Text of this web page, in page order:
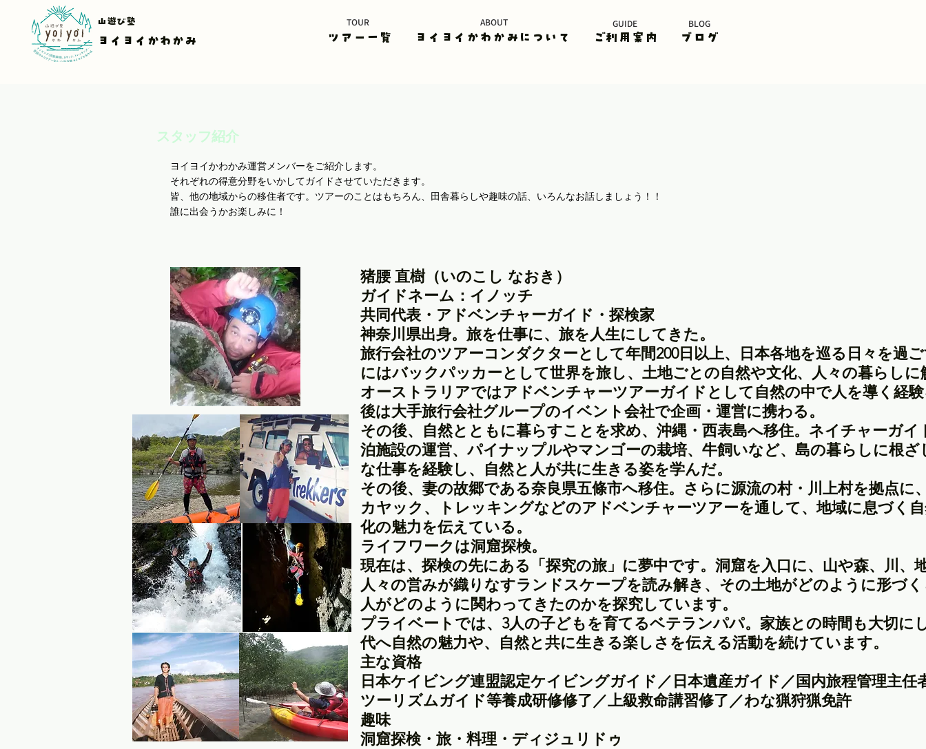
山遊び塾
ヨイヨイかわかみ ツアー一覧 ヨイヨイかわかみについて ご利用案内 ブログ
TOUR ABOUT GUIDE BLOG
スタッフ紹介
ヨイヨイかわかみ運営メンバーをご紹介します。
それぞれの得意分野をいかしてガイドさせていただきます。
皆、他の地域からの移住者です。ツアーのことはもちろん、田舎暮らしや趣味の話、いろんなお話しましょう！！
誰に出会うかお楽しみに！
猪腰 直樹（いのこし なおき）
ガイドネーム：イノッチ
共同代表・アドベンチャーガイド・探検家
神奈川県出身。旅を仕事に、旅を人生にしてきた。
旅行会社のツアーコンダクターとして年間200日以上、日本各地を巡る日々を過
にはバックパッカーとして世界を旅し、土地ごとの自然や文化、人々の暮らし
オーストラリアではアドベンチャーツアーガイドとして自然の中で人を導く経
後は大手旅行会社グループのイベント会社で企画・運営に携わる。
その後、自然とともに暮らすことを求め、沖縄・西表島へ移住。ネイチャーガイ
泊施設の運営、パイナップルやマンゴーの栽培、牛飼いなど、島の暮らしに根
な仕事を経験し、自然と人が共に生きる姿を学んだ。
その後、妻の故郷である奈良県五條市へ移住。さらに源流の村・川上村を拠点に
カヤック、トレッキングなどのアドベンチャーツアーを通して、地域に息づく
化の魅力を伝えている。
ライフワークは洞窟探検。
現在は、探検の先にある「探究の旅」に夢中です。洞窟を入口に、山や森、川、
人々の営みが織りなすランドスケープを読み解き、その土地がどのように形づ
人がどのように関わってきたのかを探究しています。
プライベートでは、3人の子どもを育てるベテランパパ。家族との時間も大切に
代へ自然の魅力や、自然と共に生きる楽しさを伝える活動を続けています。
主な資格
日本ケイビング連盟認定ケイビングガイド／日本遺産ガイド／国内旅程管理主任
ツーリズムガイド等養成研修修了／上級救命講習修了／わな猟狩猟免許
趣味
洞窟探検・旅・料理・ディジュリドゥ